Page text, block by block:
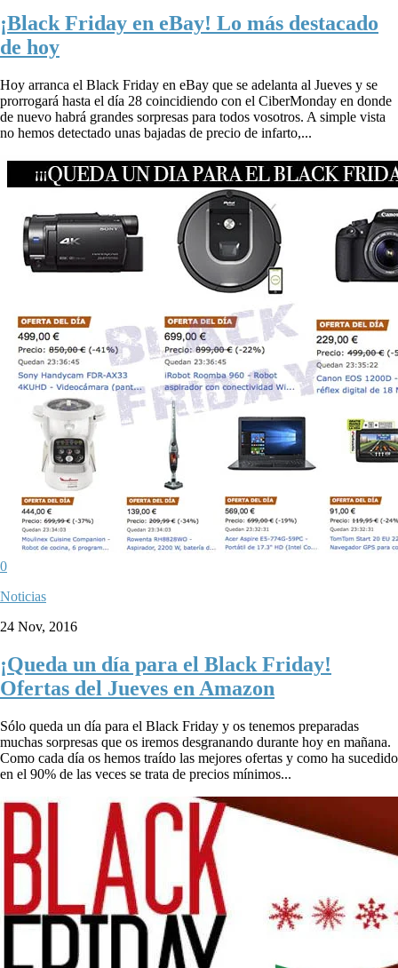
¡Black Friday en eBay! Lo más destacado
de hoy
Hoy arranca el Black Friday en eBay que se adelanta al Jueves y se
prorrogará hasta el día 28 coincidiendo con el CiberMonday en donde
de nuevo habrá grandes sorpresas para todos vosotros. A simple vista
no hemos detectado unas bajadas de precio de infarto,...
0
Noticias
24 Nov, 2016
¡Queda un día para el Black Friday!
Ofertas del Jueves en Amazon
Sólo queda un día para el Black Friday y os tenemos preparadas
muchas sorpresas que os iremos desgranando durante hoy en mañana.
Como cada día os hemos traído las mejores ofertas y como ha sucedido
en el 90% de las veces se trata de precios mínimos...